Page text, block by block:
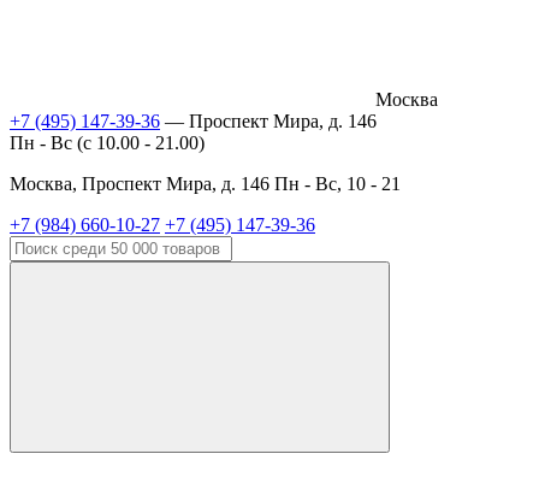
Москва
+7 (495) 147-39-36 — Проспект Мира, д. 146
Пн - Вс (c 10.00 - 21.00)
Москва, Проспект Мира, д. 146 Пн - Вс, 10 - 21
+7 (984) 660-10-27 +7 (495) 147-39-36